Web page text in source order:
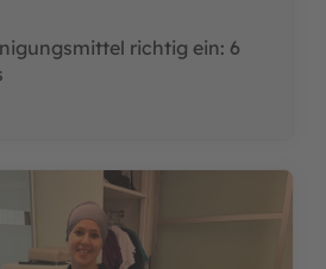
richtig ein: 6